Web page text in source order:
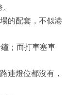
的配套，不似港
；而打車塞車
連燈位都沒有，